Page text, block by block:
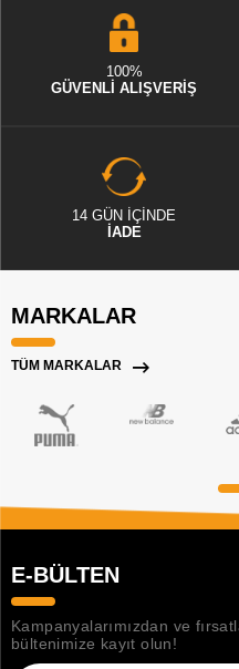
100%
GÜVENLİ ALIŞVERİŞ
14 GÜN İÇİNDE
İADE
MARKALAR
TÜM MARKALAR
E-BÜLTEN
Kampanyalarımızdan ve
bültenimize kayıt olun!